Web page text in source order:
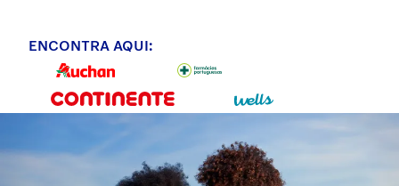
ENCONTRA AQUI: